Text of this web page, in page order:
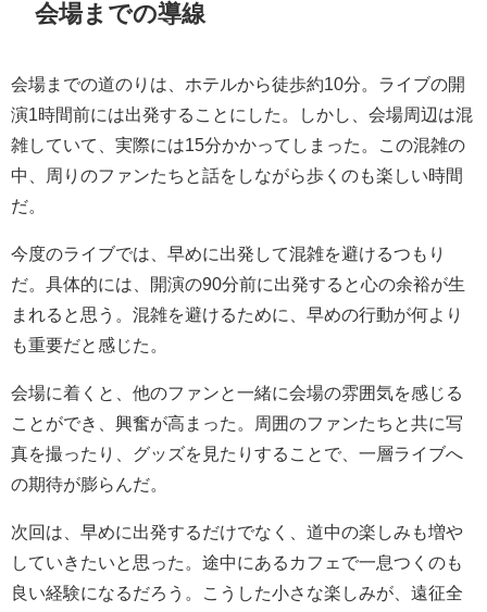
会場までの導線
会場までの道のりは、ホテルから徒歩約10分。ライブの開
演1時間前には出発することにした。しかし、会場周辺は混
雑していて、実際には15分かかってしまった。この混雑の
中、周りのファンたちと話をしながら歩くのも楽しい時間
だ。
今度のライブでは、早めに出発して混雑を避けるつもり
だ。具体的には、開演の90分前に出発すると心の余裕が生
まれると思う。混雑を避けるために、早めの行動が何より
も重要だと感じた。
会場に着くと、他のファンと一緒に会場の雰囲気を感じる
ことができ、興奮が高まった。周囲のファンたちと共に写
真を撮ったり、グッズを見たりすることで、一層ライブへ
の期待が膨らんだ。
次回は、早めに出発するだけでなく、道中の楽しみも増や
していきたいと思った。途中にあるカフェで一息つくのも
良い経験になるだろう。こうした小さな楽しみが、遠征全